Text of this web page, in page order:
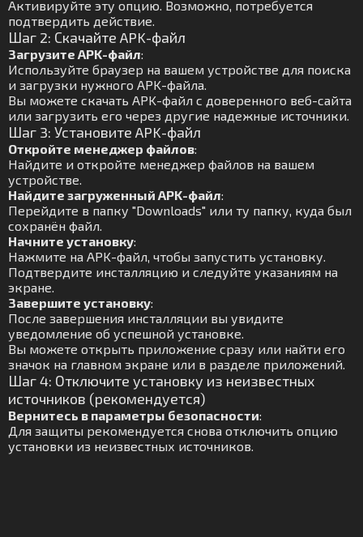
Активируйте эту опцию. Возможно, потребуется
подтвердить действие.
Шаг 2: Скачайте APK-файл
Загрузите APK-файл:
Используйте браузер на вашем устройстве для поиска
и загрузки нужного APK-файла.
Вы можете скачать APK-файл с доверенного веб-сайта
или загрузить его через другие надежные источники.
Шаг 3: Установите APK-файл
Откройте менеджер файлов:
Найдите и откройте менеджер файлов на вашем
устройстве.
Найдите загруженный APK-файл:
Перейдите в папку "Downloads" или ту папку, куда был
сохранён файл.
Начните установку:
Нажмите на APK-файл, чтобы запустить установку.
Подтвердите инсталляцию и следуйте указаниям на
экране.
Завершите установку:
После завершения инсталляции вы увидите
уведомление об успешной установке.
Вы можете открыть приложение сразу или найти его
значок на главном экране или в разделе приложений.
Шаг 4: Отключите установку из неизвестных
источников (рекомендуется)
Вернитесь в параметры безопасности:
Для защиты рекомендуется снова отключить опцию
установки из неизвестных источников.